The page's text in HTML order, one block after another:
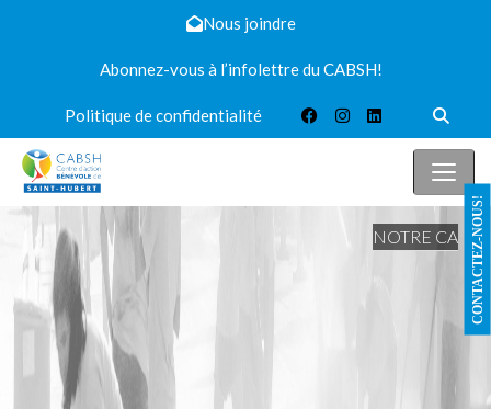
Nous joindre
Abonnez-vous à l’infolettre du CABSH!
Politique de confidentialité
CONTACTEZ-NOUS!
NOTRE CA